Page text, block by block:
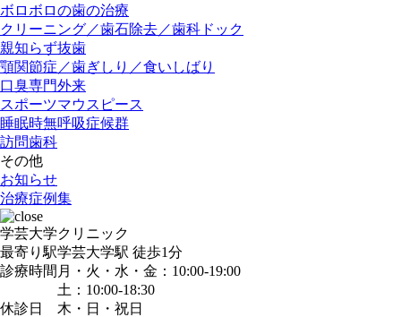
ボロボロの歯の治療
クリーニング／歯石除去／歯科ドック
親知らず抜歯
顎関節症／歯ぎしり／食いしばり
口臭専門外来
スポーツマウスピース
睡眠時無呼吸症候群
訪問歯科
その他
お知らせ
治療症例集
学芸大学クリニック
最寄り駅学芸大学駅 徒歩1分
診療時間 月・火・水・金：10:00-19:00
土：10:00-18:30
休診日
木・日・祝日